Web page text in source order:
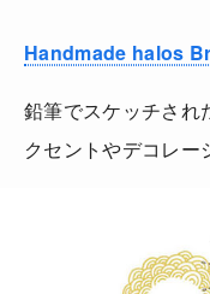
Handmade halos
鉛筆でスケッチされ
クセントやデコレー